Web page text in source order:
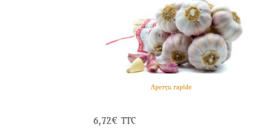
popularité
Aperçu rapide
6,72€ TTC